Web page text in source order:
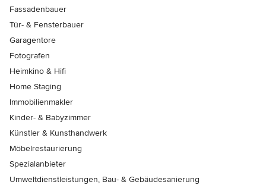
Fassadenbauer
Tür- & Fensterbauer
Garagentore
Fotografen
Heimkino & Hifi
Home Staging
Immobilienmakler
Kinder- & Babyzimmer
Künstler & Kunsthandwerk
Möbelrestaurierung
Spezialanbieter
Umweltdienstleistungen, Bau- & Gebäudesanierung